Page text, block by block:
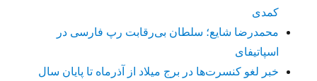
کمدی
محمدرضا شایع؛ سلطان بی‌رقابت رپ فارسی در
اسپاتیفای
خبر لغو کنسرت‌ها در برج میلاد از آذرماه تا پایان سال